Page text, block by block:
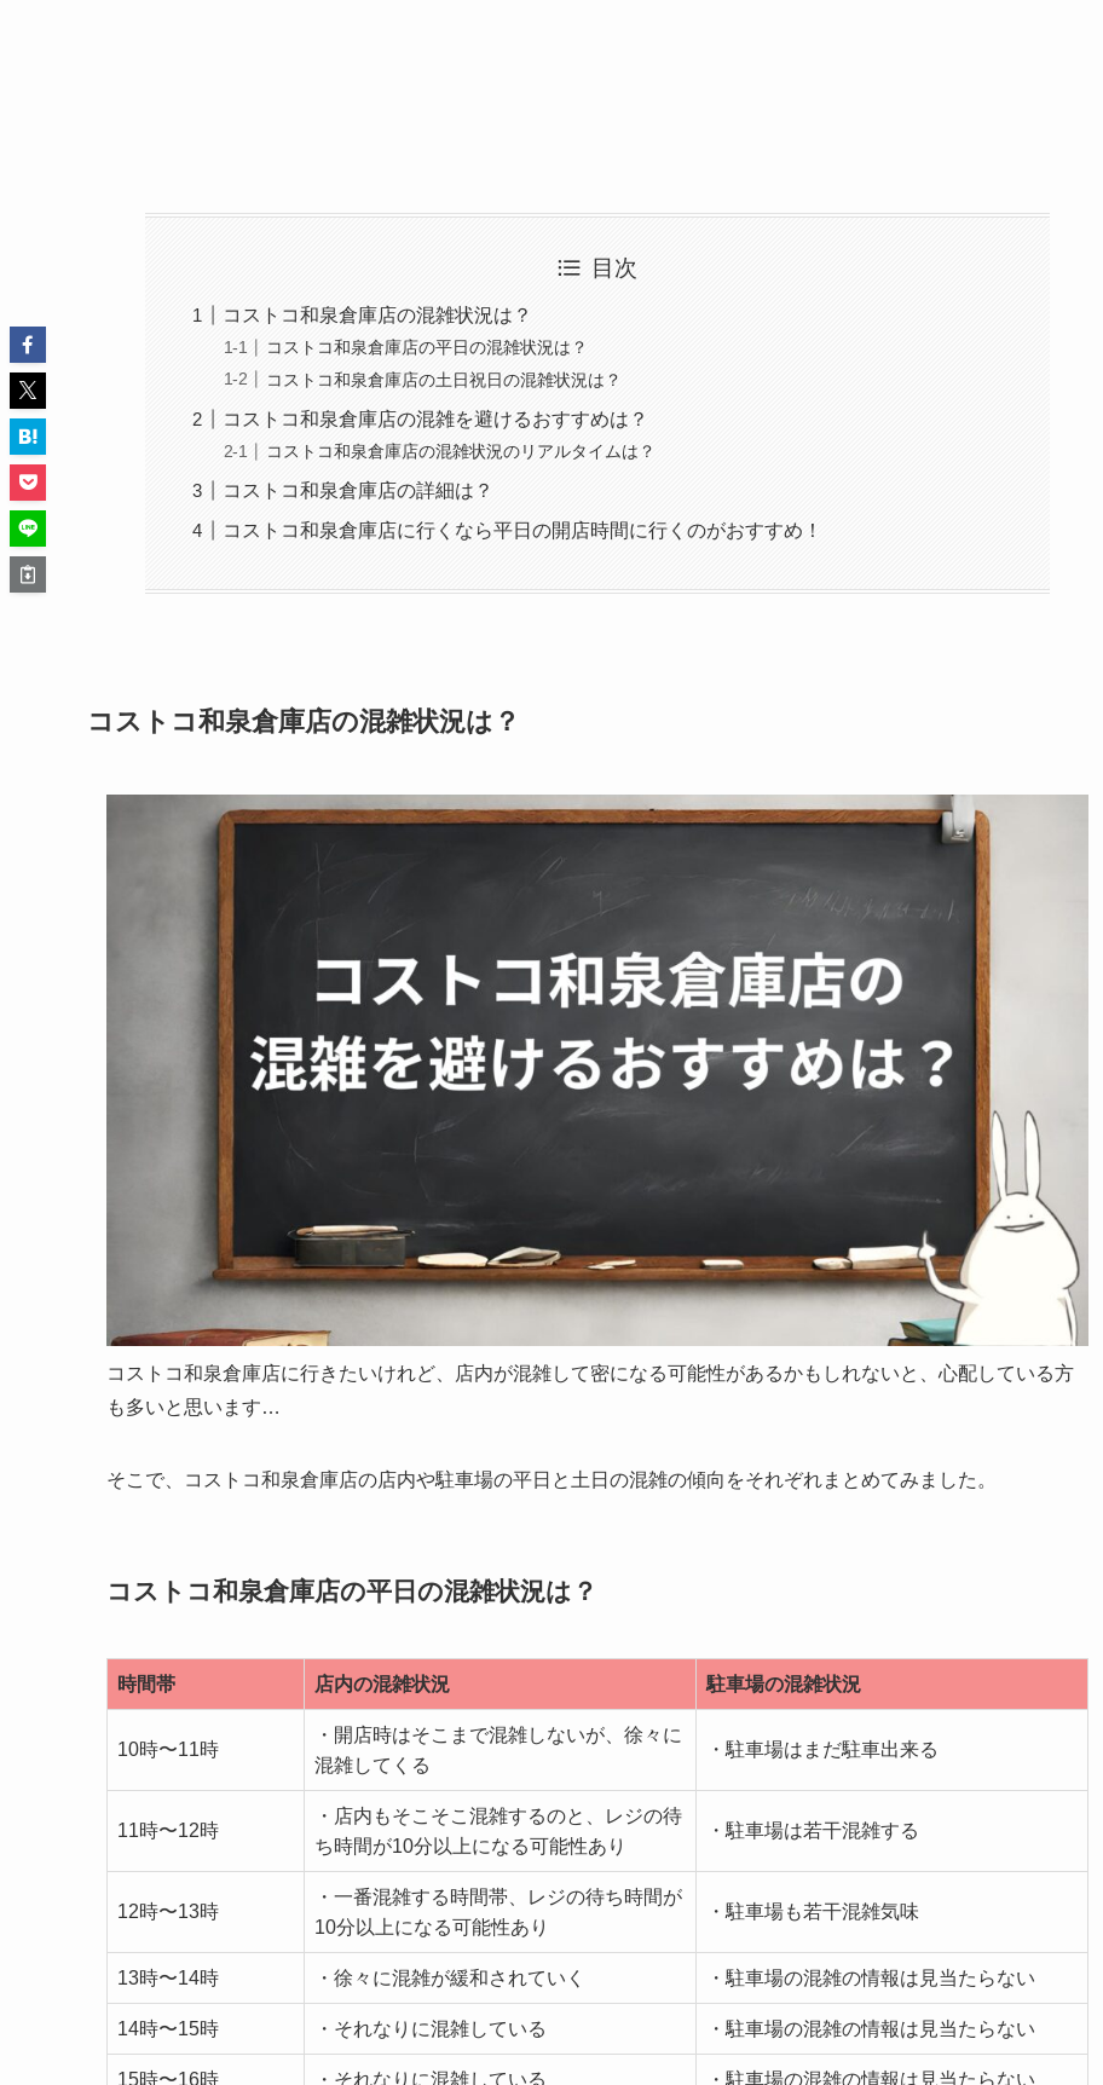
目次
コストコ和泉倉庫店の混雑状況は？
コストコ和泉倉庫店の平日の混雑状況は？
コストコ和泉倉庫店の土日祝日の混雑状況は？
コストコ和泉倉庫店の混雑を避けるおすすめは？
コストコ和泉倉庫店の混雑状況のリアルタイムは？
コストコ和泉倉庫店の詳細は？
コストコ和泉倉庫店に行くなら平日の開店時間に行くのがおすすめ！
コストコ和泉倉庫店の混雑状況は？
コストコ和泉倉庫店に行きたいけれど、店内が混雑して密になる可能性があるかもしれないと、心配している方
も多いと思います…
そこで、コストコ和泉倉庫店の店内や駐車場の平日と土日の混雑の傾向をそれぞれまとめてみました。
コストコ和泉倉庫店の平日の混雑状況は？
時間帯 店内の混雑状況 駐車場の混雑状況
10時〜11時
・開店時はそこまで混雑しないが、徐々に
混雑してくる
・駐車場はまだ駐車出来る
11時〜12時
・店内もそこそこ混雑するのと、レジの待
ち時間が10分以上になる可能性あり
・駐車場は若干混雑する
12時〜13時
・一番混雑する時間帯、レジの待ち時間が
10分以上になる可能性あり
・駐車場も若干混雑気味
13時〜14時 ・徐々に混雑が緩和されていく ・駐車場の混雑の情報は見当たらない
14時〜15時 ・それなりに混雑している ・駐車場の混雑の情報は見当たらない
15時〜16時 ・それなりに混雑している ・駐車場の混雑の情報は見当たらない